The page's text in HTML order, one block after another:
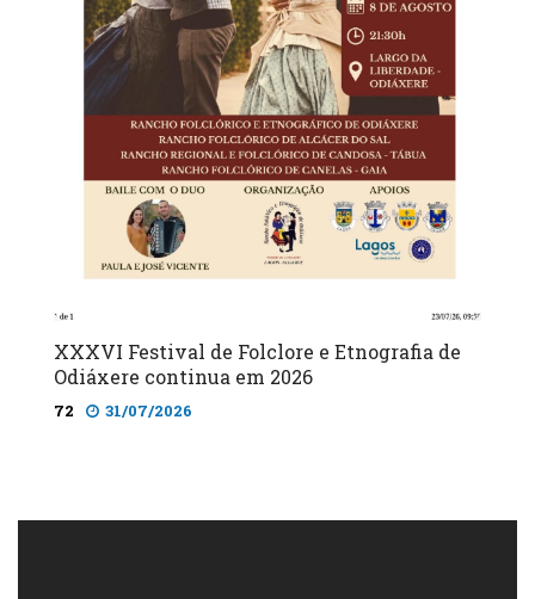
XXXVI Festival de Folclore e Etnografia de
Odiáxere continua em 2026
72 31/07/2026